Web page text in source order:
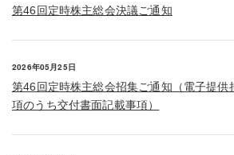
第46回定時株主総会決議ご通知
2026年05月25日
第46回定時株主総会招集ご通知（電子提供
項のうち交付書面記載事項）